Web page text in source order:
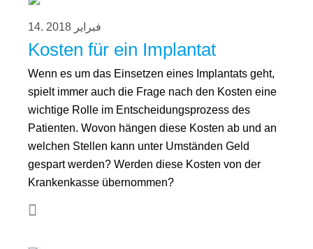
14. فبراير 2018
Kosten für ein Implantat
Wenn es um das Einsetzen eines Implantats geht,
spielt immer auch die Frage nach den Kosten eine
wichtige Rolle im Entscheidungsprozess des
Patienten. Wovon hängen diese Kosten ab und an
welchen Stellen kann unter Umständen Geld
gespart werden? Werden diese Kosten von der
Krankenkasse übernommen?